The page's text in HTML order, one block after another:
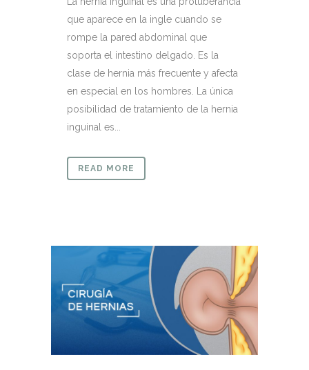
que aparece en la ingle cuando se
rompe la pared abdominal que
soporta el intestino delgado. Es la
clase de hernia más frecuente y afecta
en especial en los hombres. La única
posibilidad de tratamiento de la hernia
inguinal es...
READ MORE